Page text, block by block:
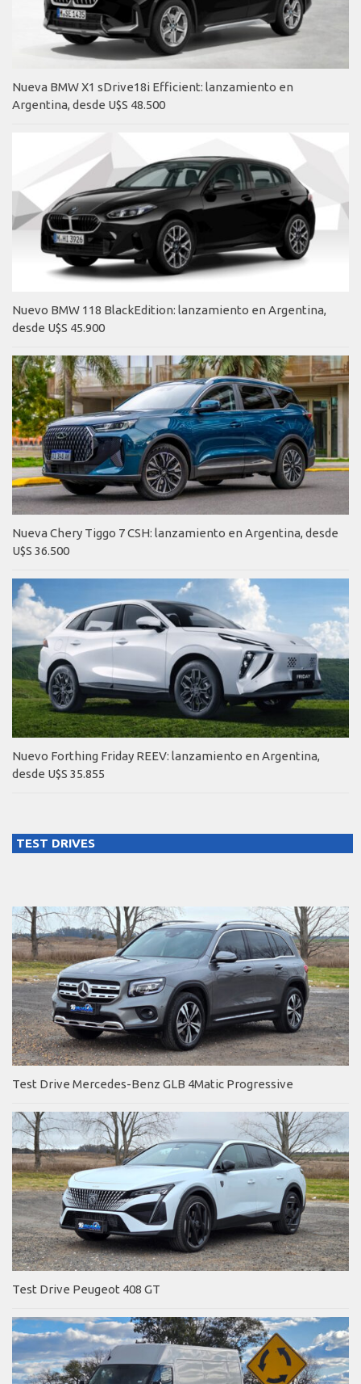
Nueva BMW X1 sDrive18i Efficient: lanzamiento en
Argentina, desde U$S 48.500
Nuevo BMW 118 BlackEdition: lanzamiento en Argentina,
desde U$S 45.900
Nueva Chery Tiggo 7 CSH: lanzamiento en Argentina, desde
U$S 36.500
Nuevo Forthing Friday REEV: lanzamiento en Argentina,
desde U$S 35.855
TEST DRIVES
Test Drive Mercedes-Benz GLB 4Matic Progressive
Test Drive Peugeot 408 GT